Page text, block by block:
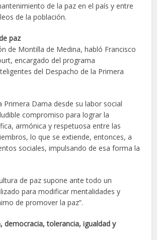
de la paz en el país y entre
de la población.
paz
de Montilla de Medina, habló Francisco
encargado del programa
del Despacho de la Primera
Primera Dama desde su labor social
compromiso para lograr la
armónica y respetuosa entre las
lo que se extiende, entonces, a
sociales, impulsando de esa forma la
de paz supone ante todo un
para modificar mentalidades y
de promover la paz”.
democracia, tolerancia, igualdad y